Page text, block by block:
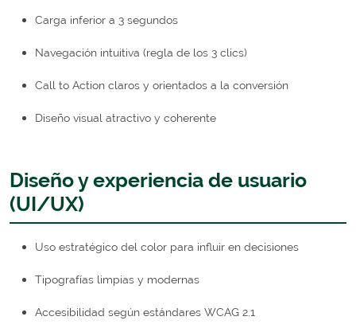
Carga inferior a 3 segundos
Navegación intuitiva (regla de los 3 clics)
Call to Action claros y orientados a la conversión
Diseño visual atractivo y coherente
Diseño y experiencia de usuario
(UI/UX)
Uso estratégico del color para influir en decisiones
Tipografías limpias y modernas
Accesibilidad según estándares WCAG 2.1